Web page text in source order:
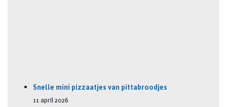
Snelle mini pizzaatjes van pittabroodjes
11 april 2026